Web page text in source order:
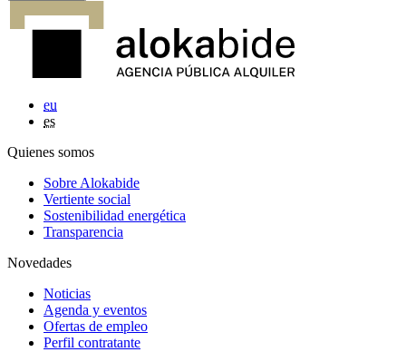
eu
es
Quienes somos
Sobre Alokabide
Vertiente social
Sostenibilidad energética
Transparencia
Novedades
Noticias
Agenda y eventos
Ofertas de empleo
Perfil contratante